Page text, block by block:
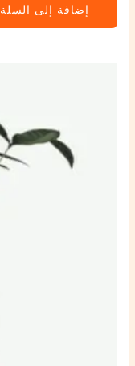
إضافة إلى السلة